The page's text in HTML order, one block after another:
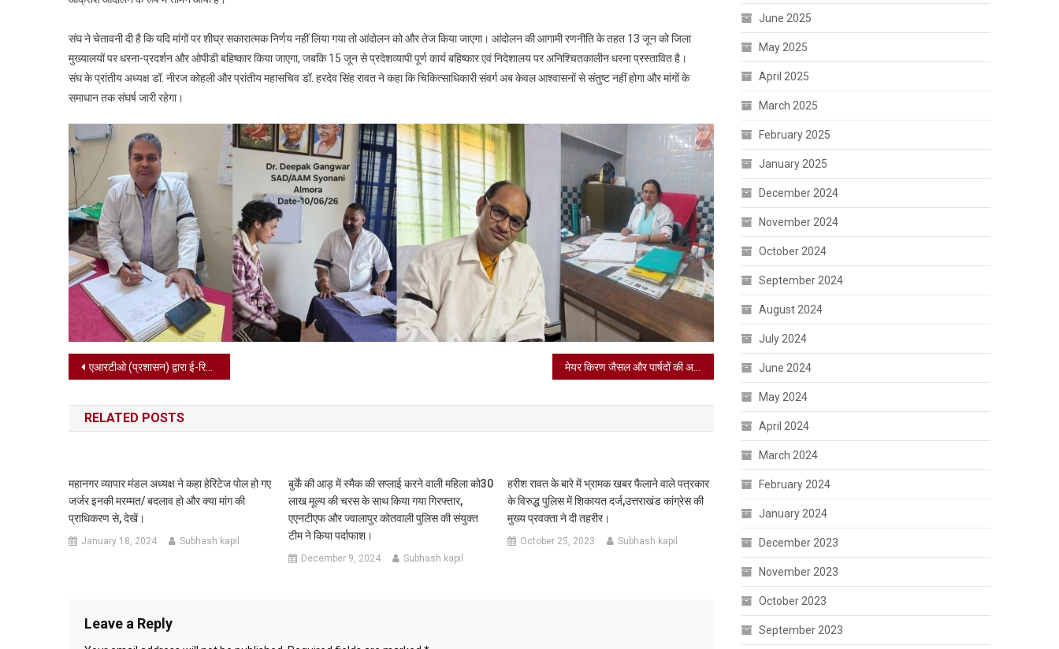
संघ ने चेतावनी दी है कि यदि मांगों पर शीघ्र सकारात्मक निर्णय नहीं लिया गया तो आंदोलन को और तेज किया जाएगा। आंदोलन की आगामी रणनीति के तहत 13 जून को जिला
मुख्यालयों पर धरना-प्रदर्शन और ओपीडी बहिष्कार किया जाएगा, जबकि 15 जून से प्रदेशव्यापी पूर्ण कार्य बहिष्कार एवं निदेशालय पर अनिश्चितकालीन धरना प्रस्तावित है।
संघ के प्रांतीय अध्यक्ष डॉ. नीरज कोहली और प्रांतीय महासचिव डॉ. हरदेव सिंह रावत ने कहा कि चिकित्साधिकारी संवर्ग अब केवल आश्वासनों से संतुष्ट नहीं होगा और मांगों के
समाधान तक संघर्ष जारी रहेगा।
Post
navigation
एआरटीओ (प्रशासन) द्वारा ई-रिक्शाओं की औचक जांच, ओवरचार्जिंग एवं ओवरलोडिंग पर तीन ई-रिक्शा सीज। मेयर किरण जैसल और पार्षदों की अपील पर नगर निगम कर्मचारियों ने हड़ताल समाप्त की।
RELATED POSTS
महानगर व्यापार मंडल अध्यक्ष ने कहा हेरिटेज पोल हो गए
जर्जर इनकी मरम्मत/ बदलाव हो और क्या मांग की
प्राधिकरण से, देखें।
January 18, 2024 Subhash kapil
बुर्कें की आड़ में स्मैक की सप्लाई करने वाली महिला को30
लाख मूल्य की चरस के साथ किया गया गिरफ्तार,
एएनटीएफ और ज्वालापुर कोतवाली पुलिस की संयुक्त
टीम ने किया पर्दाफाश।
December 9, 2024 Subhash kapil
हरीश रावत के बारे में भ्रामक खबर फैलाने वाले पत्रकार
के विरुद्ध पुलिस में शिकायत दर्ज,उत्तराखंड कांग्रेस की
मुख्य प्रवक्ता ने दी तहरीर।
October 25, 2023 Subhash kapil
Leave a Reply
June 2025
May 2025
April 2025
March 2025
February 2025
January 2025
December 2024
November 2024
October 2024
September 2024
August 2024
July 2024
June 2024
May 2024
April 2024
March 2024
February 2024
January 2024
December 2023
November 2023
October 2023
September 2023